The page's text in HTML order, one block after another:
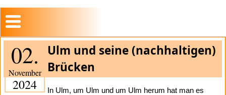
02.
November
2024
Ulm und seine (nachhaltigen)
Brücken
In Ulm, um Ulm und um Ulm herum hat man es